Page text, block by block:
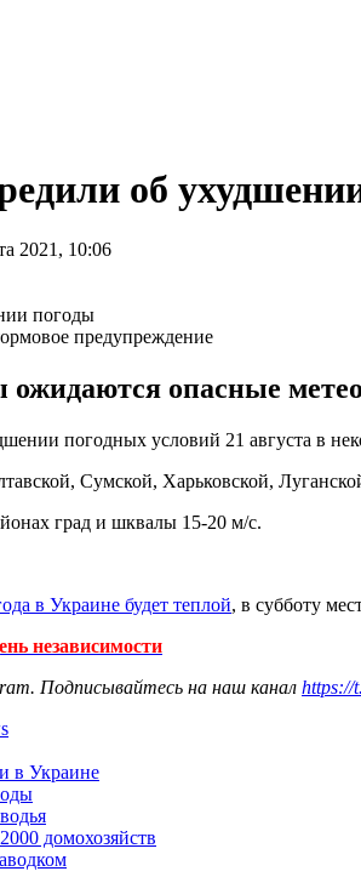
об
2021, 10:06
предупреждение
опасные
погодных условий 21 августа в
Сумской, Харьковской,
град и шквалы 15-20 м/с.
в Украине будет теплой, в субботу
независимости
Подписывайтесь на наш канал https://
в Украине
домохозяйств